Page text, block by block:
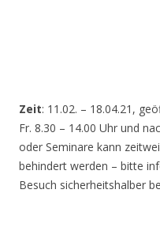
Zeit: 11.02. – 18.04.21,
Fr. 8.30 – 14.00 Uhr und
oder Seminare kann
behindert werden – bitte
Besuch sicherheitshalber